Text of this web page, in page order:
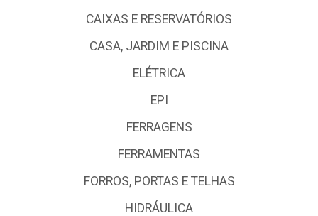
CAIXAS E RESERVATÓRIOS
CASA, JARDIM E PISCINA
ELÉTRICA
EPI
FERRAGENS
FERRAMENTAS
FORROS, PORTAS E TELHAS
HIDRÁULICA